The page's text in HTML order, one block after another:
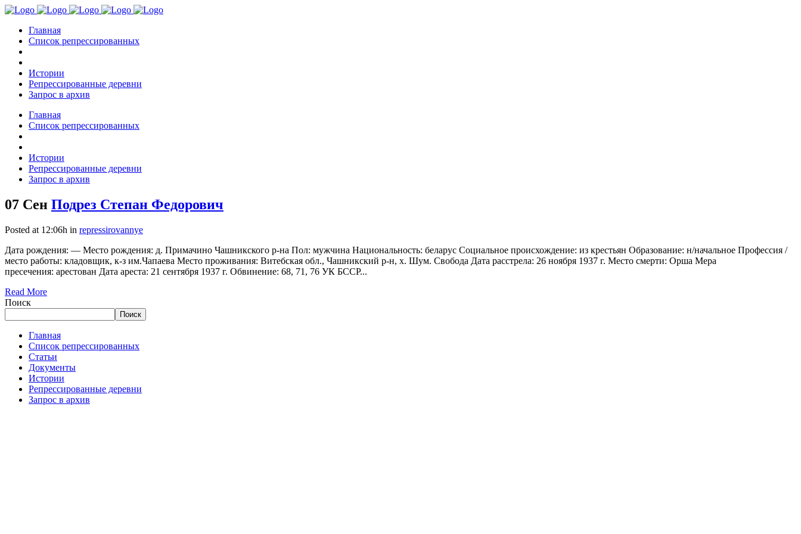
Главная
Список репрессированных
Истории
Репрессированные деревни
Запрос в архив
Главная
Список репрессированных
Истории
Репрессированные деревни
Запрос в архив
07 Сен Подрез Степан Федорович
Posted at 12:06h in repressirovannye
Дата рождения: — Место рождения: д. Примачино Чашникского р-на Пол: мужчина Национальность: беларус Социальное происхождение: из крестьян Образование: н/начальное Профессия /
место работы: кладовщик, к-з им.Чапаева Место проживания: Витебская обл., Чашникский р-н, х. Шум. Свобода Дата расстрела: 26 ноября 1937 г. Место смерти: Орша Мера
пресечения: арестован Дата ареста: 21 сентября 1937 г. Обвинение: 68, 71, 76 УК БССР...
Read More
Поиск
Поиск
Главная
Список репрессированных
Статьи
Документы
Истории
Репрессированные деревни
Запрос в архив